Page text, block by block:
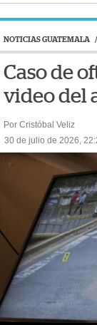
NOTICIAS GUATEMALA /
Caso de
video del
Por Cristóbal Veliz
30 de julio de 2026,